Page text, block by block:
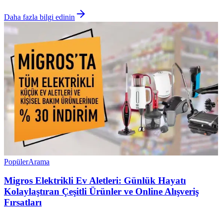
Daha fazla bilgi edinin
PopülerArama
Migros Elektrikli Ev Aletleri: Günlük Hayatı
Kolaylaştıran Çeşitli Ürünler ve Online Alışveriş
Fırsatları